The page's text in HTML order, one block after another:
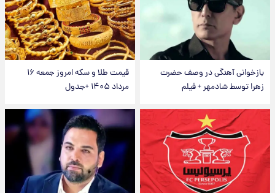
بازخوانی آهنگی در وصف حضرت
زهرا توسط شادمهر + فیلم
قیمت طلا و سکه امروز جمعه ۱۶
مرداد ۱۴۰۵ +جدول